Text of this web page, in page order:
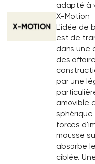
adapté à
X-Motion
L'idée de
est de
dans une
des
par une
amovible
forces
mousse
absorbe
ciblée.